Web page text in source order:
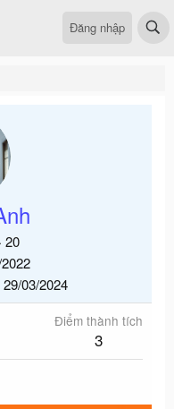
Đăng nhập
· 20
29/03/2024
Điểm thành tích
3